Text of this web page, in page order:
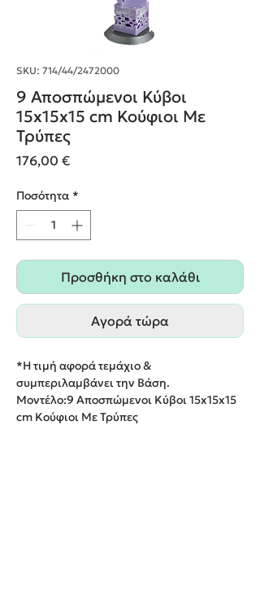
SKU: 714/44/2472000
9 Αποσπώμενοι Κύβοι
15x15x15 cm Κούφιοι Με
Τρύπες
176,00 €Τιμή
Ποσότητα *
Προσθήκη στο καλάθι
Αγορά τώρα
*Η τιμή αφορά τεμάχιο &
συμπεριλαμβάνει την Βάση.
Μοντέλο:9 Αποσπώμενοι Κύβοι 15x15x15
cm Κούφιοι Με Τρύπες